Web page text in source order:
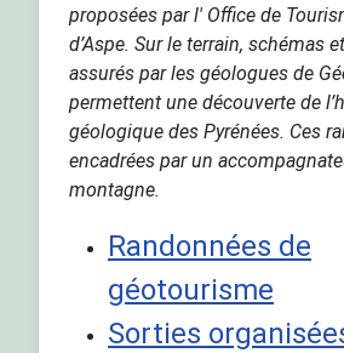
proposées par l' Office de
d’Aspe. Sur le terrain, schémas
assurés par les géologues de
permettent une découverte de
géologique des Pyrénées. Ces
encadrées par un
montagne.
Randonnées de
géotourisme
Sorties